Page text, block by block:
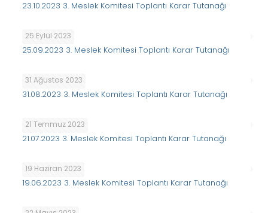
23.10.2023 3. Meslek Komitesi Toplantı Karar Tutanağı
25 Eylül 2023
25.09.2023 3. Meslek Komitesi Toplantı Karar Tutanağı
31 Ağustos 2023
31.08.2023 3. Meslek Komitesi Toplantı Karar Tutanağı
21 Temmuz 2023
21.07.2023 3. Meslek Komitesi Toplantı Karar Tutanağı
19 Haziran 2023
19.06.2023 3. Meslek Komitesi Toplantı Karar Tutanağı